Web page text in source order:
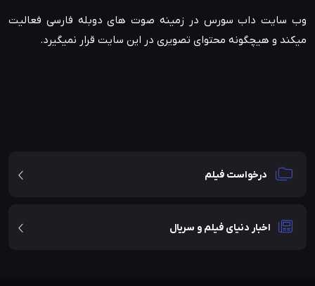
وب سایت داب سورس در زمینه صوت های دوبله فارسی فعالیت
میکند و هیچگونه محتوای تصویری در این سایت قرار نمیگیرد.
درخواست فیلم
اخبار دنیای فیلم و سریال